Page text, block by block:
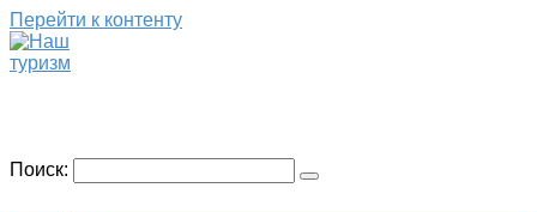
Перейти к контенту
Поиск: